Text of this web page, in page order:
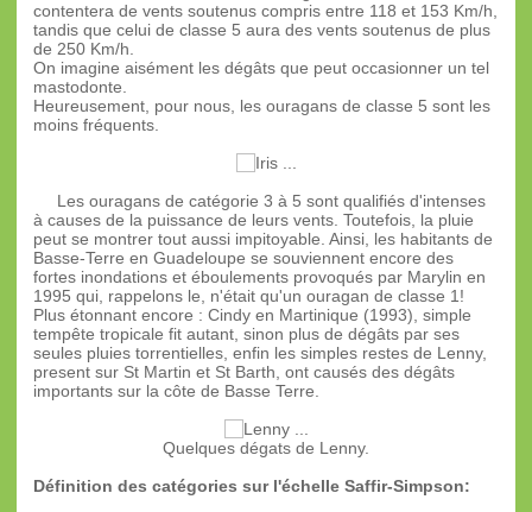
contentera de vents soutenus compris entre 118 et 153 Km/h,
tandis que celui de classe 5 aura des vents soutenus de plus
de 250 Km/h.
On imagine aisément les dégâts que peut occasionner un tel
mastodonte.
Heureusement, pour nous, les ouragans de classe 5 sont les
moins fréquents.
Les ouragans de catégorie 3 à 5 sont qualifiés d'intenses
à causes de la puissance de leurs vents. Toutefois, la pluie
peut se montrer tout aussi impitoyable. Ainsi, les habitants de
Basse-Terre en Guadeloupe se souviennent encore des
fortes inondations et éboulements provoqués par Marylin en
1995 qui, rappelons le, n'était qu'un ouragan de classe 1!
Plus étonnant encore : Cindy en Martinique (1993), simple
tempête tropicale fit autant, sinon plus de dégâts par ses
seules pluies torrentielles, enfin les simples restes de Lenny,
present sur St Martin et St Barth, ont causés des dégâts
importants sur la côte de Basse Terre.
Quelques dégats de Lenny.
Définition des catégories sur l'échelle Saffir-Simpson: